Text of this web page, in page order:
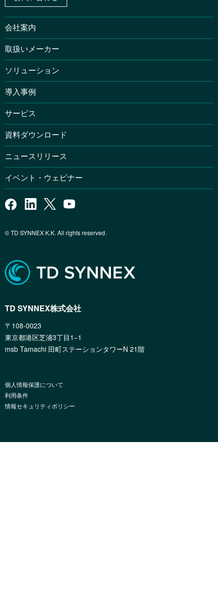
会社案内
取扱いメーカー
ソリューション
導入事例
サービス
資料ダウンロード
ニュースリリース
イベント・ウェビナー
© TD SYNNEX K.K. All rights reserved.
TD SYNNEX株式会社
〒108-0023
東京都港区芝浦3丁目1−1
msb Tamachi 田町ステーションタワーN 21階
個人情報保護について
利用条件
情報セキュリティポリシー